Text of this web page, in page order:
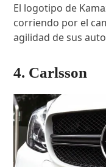
El logotipo de
corriendo por el
agilidad de sus
4. Carlsson